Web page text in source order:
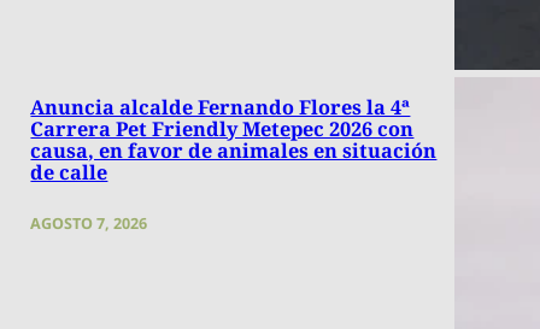
Anuncia alcalde Fernando Flores la 4ª
Carrera Pet Friendly Metepec 2026 con
causa, en favor de animales en situación
de calle
AGOSTO 7, 2026